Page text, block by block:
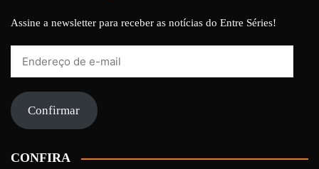
Assine a newsletter para receber as notícias do Entre Séries!
mail Confirmar
CONFIRA